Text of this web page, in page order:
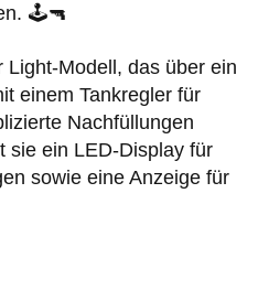
🕹️🔫
Light-Modell, das über ein
einem Tankregler für
Nachfüllungen
sie ein LED-Display für
sowie eine Anzeige für